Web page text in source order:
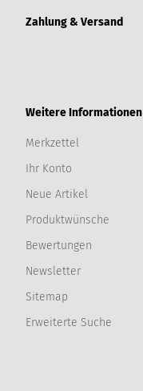
Zahlung & Versand
Weitere Informationen
Merkzettel
Ihr Konto
Neue Artikel
Produktwünsche
Bewertungen
Newsletter
Sitemap
Erweiterte Suche